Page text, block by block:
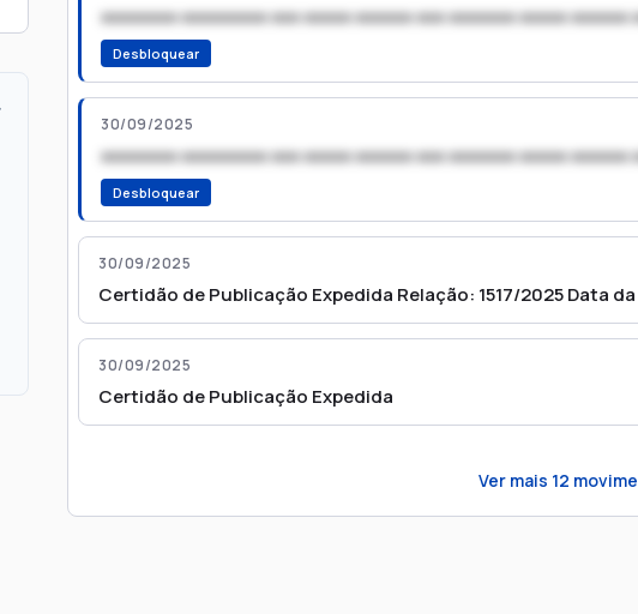
xxxxxxxx xxxxxxxxx xxx xxxxx xxxxxx xxx xxxxxxx xxxxx xxxxxx
Desbloquear
30/09/2025
xxxxxxxx xxxxxxxxx xxx xxxxx xxxxxx xxx xxxxxxx xxxxx xxxxxx
Desbloquear
30/09/2025
Certidão de Publicação Expedida Relação: 1517/2025 Data
30/09/2025
Certidão de Publicação Expedida
Ver mais 12